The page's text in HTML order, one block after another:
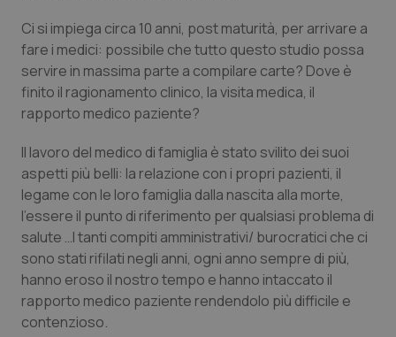
Quotidiano Cardiologia
Quotidiano Chirurgia
Quotidiano Oncologia
Quotidiano Pediatria
Rene & patologie urogenitali
Salute orale & impianti
Sangue & coagulazione
Ci si impiega circa 10 anni, post maturità, per arrivare a
fare i medici: possibile che tutto questo studio possa
servire in massima parte a compilare carte? Dove è
finito il ragionamento clinico, la visita medica, il
rapporto medico paziente?
Il lavoro del medico di famiglia è stato svilito dei suoi
aspetti più belli: la relazione con i propri pazienti, il
legame con le loro famiglia dalla nascita alla morte,
l’essere il punto di riferimento per qualsiasi problema di
salute …I tanti compiti amministrativi/ burocratici che ci
sono stati rifilati negli anni, ogni anno sempre di più,
hanno eroso il nostro tempo e hanno intaccato il
rapporto medico paziente rendendolo più difficile e
contenzioso.